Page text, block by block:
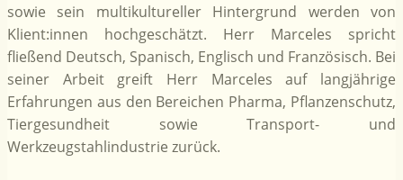
sowie sein multikultureller Hintergrund werden von
Klient:innen hochgeschätzt. Herr Marceles spricht
fließend Deutsch, Spanisch, Englisch und Französisch. Bei
seiner Arbeit greift Herr Marceles auf langjährige
Erfahrungen aus den Bereichen Pharma, Pflanzenschutz,
Tiergesundheit sowie Transport- und
Werkzeugstahlindustrie zurück.